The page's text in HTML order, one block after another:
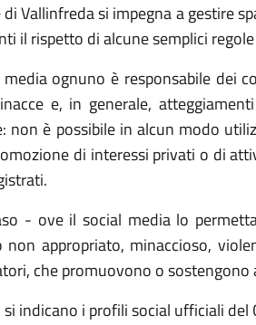
di Vallinfreda si impegna a gestire
il rispetto di alcune semplici
media ognuno è responsabile dei
e, in generale,
non è possibile in alcun modo
di interessi privati o di
- ove il social media lo
non appropriato, minaccioso,
che promuovono o
indicano i profili social ufficiali del